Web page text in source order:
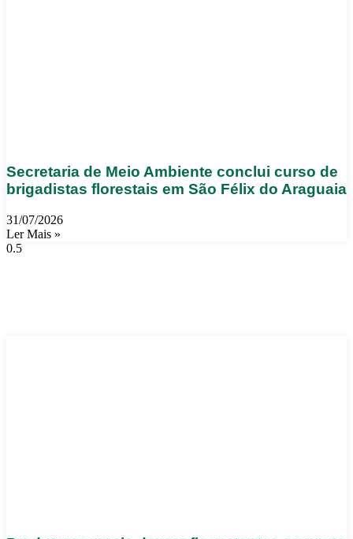
Secretaria de Meio Ambiente conclui curso de
brigadistas florestais em São Félix do Araguaia
31/07/2026
Ler Mais »